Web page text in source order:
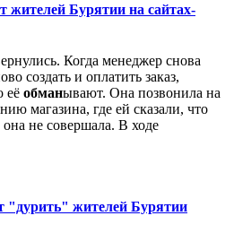
жителей Бурятии на сайтах-
Когда менеджер снова
создать и оплатить заказ,
её обманывают. Она позвонила на
магазина, где ей сказали, что
она не совершала. В ходе
жителей Бурятии